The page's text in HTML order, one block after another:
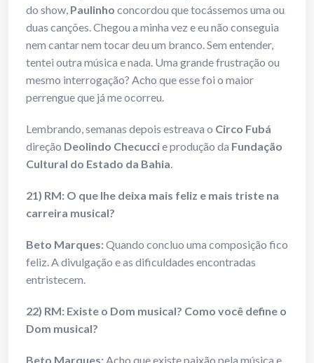
do show, Paulinho concordou que tocássemos uma ou
duas canções. Chegou a minha vez e eu não conseguia
nem cantar nem tocar deu um branco. Sem entender,
tentei outra música e nada. Uma grande frustração ou
mesmo interrogação? Acho que esse foi o maior
perrengue que já me ocorreu.
Lembrando, semanas depois estreava o Circo Fubá
direção Deolindo Checuccie produção da Fundação
Cultural do Estado da Bahia.
21) RM: O que lhe deixa mais feliz e mais triste na
carreira musical?
Beto Marques:Quando concluo uma composição fico
feliz. A divulgação e as dificuldades encontradas
entristecem.
22) RM: Existe o Dom musical? Como você define o
Dom musical?
Beto Marques:Acho que existe paixão pela música e